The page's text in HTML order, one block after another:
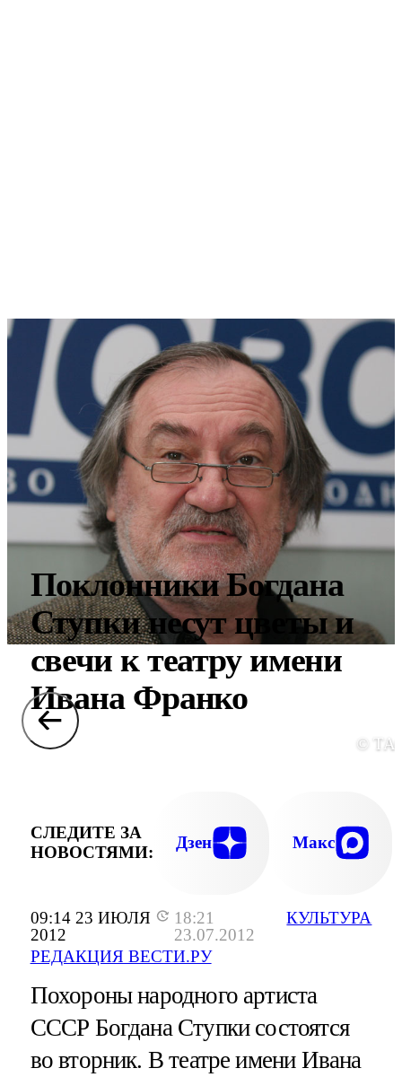
09:14 23 ИЮЛЯ
2012
18:21
23.07.2012
РЕДАКЦИЯ ВЕСТИ.РУ
КУЛЬТУРА
Поклонники Богдана
Ступки несут цветы и
свечи к театру имени
Ивана Франко
©
СЛЕДИТЕ ЗА
НОВОСТЯМИ:
Дзен Макс
Похороны народного артиста
СССР Богдана Ступки состоятся
во вторник. В театре имени Ивана